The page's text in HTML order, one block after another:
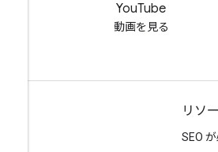
YouTube
動画を見る
リソ
SEO